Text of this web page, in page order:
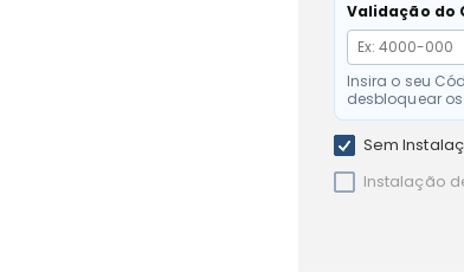
Validação do
Insira o seu
desbloquear
Sem
Instalação